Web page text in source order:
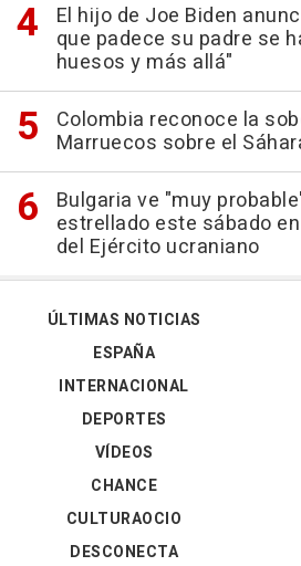
El hijo de Joe Biden
que padece su padre se
huesos y más allá"
Colombia reconoce la
Marruecos sobre el
Bulgaria ve "muy
estrellado este sábado
del Ejército ucraniano
ÚLTIMAS NOTICIAS
ESPAÑA
INTERNACIONAL
DEPORTES
VÍDEOS
CHANCE
CULTURAOCIO
DESCONECTA